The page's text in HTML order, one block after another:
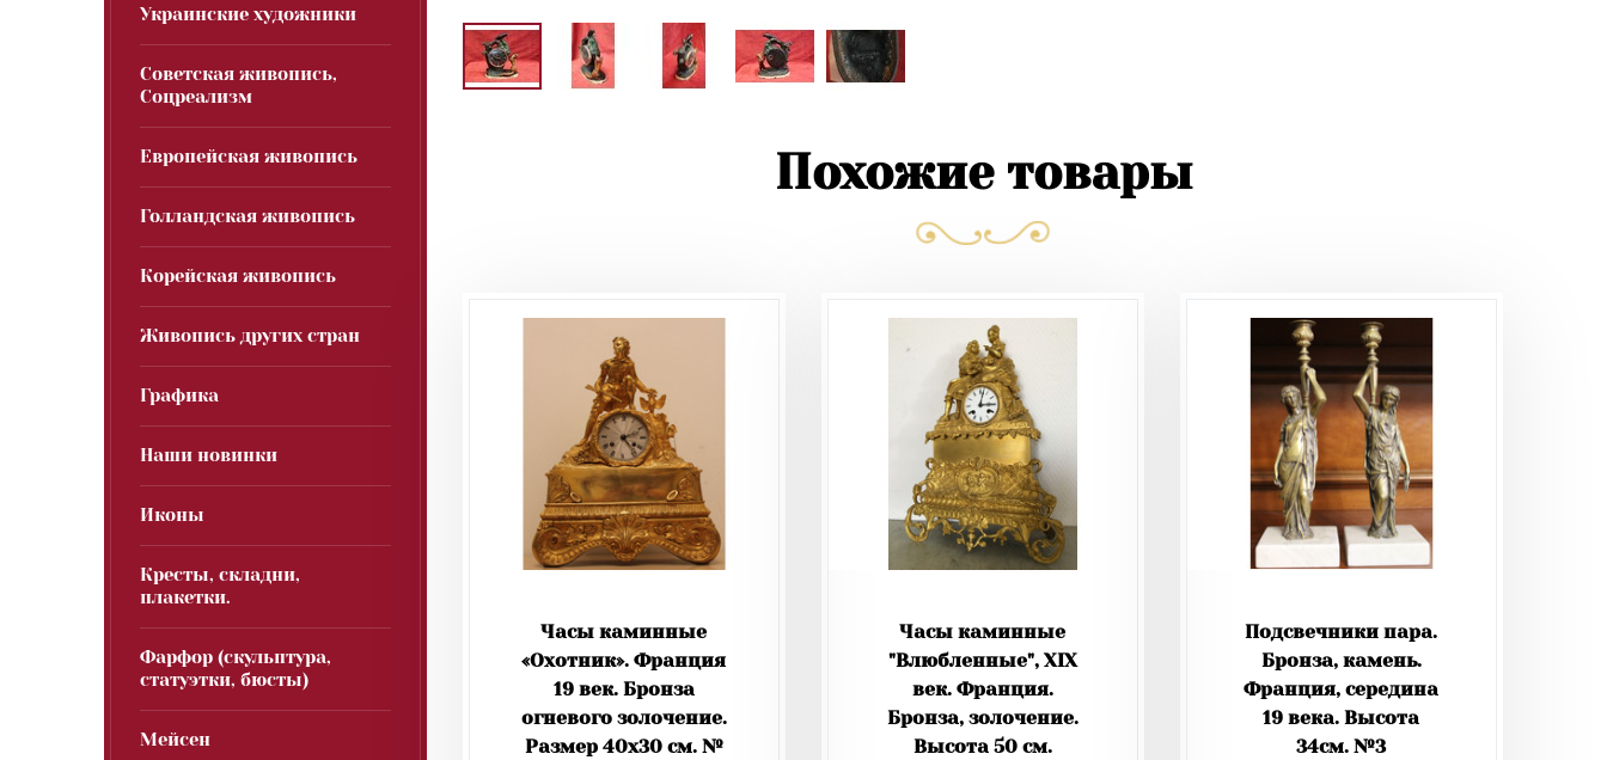
Украинские художники
Советская живопись,
Соцреализм
Европейская живопись
Голландская живопись
Корейская живопись
Живопись других стран
Графика
Наши новинки
Иконы
Кресты, складни,
плакетки.
Фарфор (скульптура,
статуэтки, бюсты)
Мейсен
Похожие товары
Часы каминные
«Охотник». Франция
19 век. Бронза
огневого золочение.
Размер 40х30 см. №
Часы каминные
"Влюбленные", XIX
век. Франция.
Бронза, золочение.
Высота 50 см.
Подсвечники пара.
Бронза, камень.
Франция, середина
19 века. Высота
34см. №3